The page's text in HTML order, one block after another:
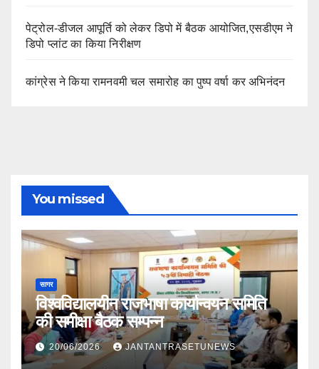
पेट्रोल-डीजल आपूर्ति को लेकर डिपो में बैठक आयोजित,एसडीएम ने
डिपो प्लांट का किया निरीक्षण
कांग्रेस ने किया रामनवमी चल समारोह का पुष्प वर्षा कर अभिनंदन
You missed
सागर
विश्वविद्यालयीन राजभाषा कार्यान्वयन समिति
की समीक्षा बैठक सम्पन्न
20/06/2026 JANTANTRASETUNEWS